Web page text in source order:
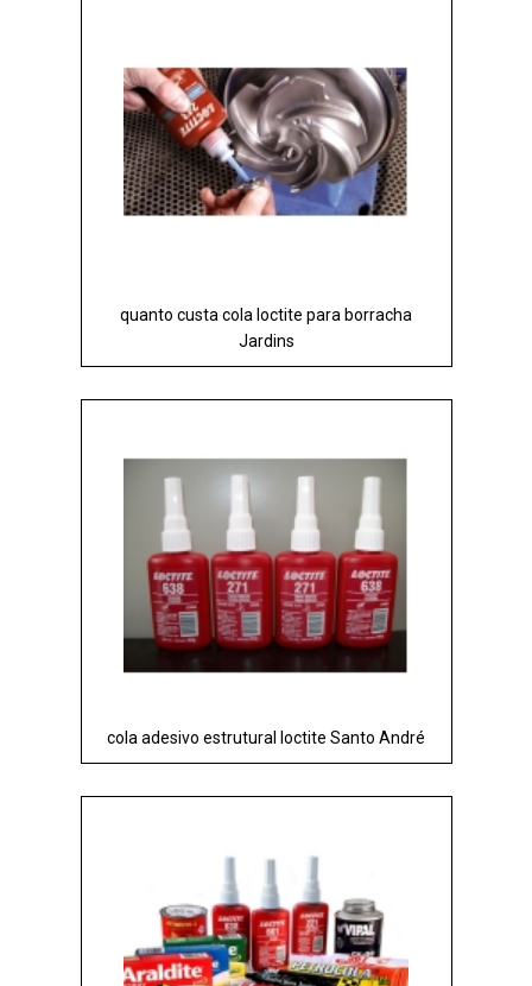
quanto custa cola loctite para borracha
Jardins
cola adesivo estrutural loctite Santo André